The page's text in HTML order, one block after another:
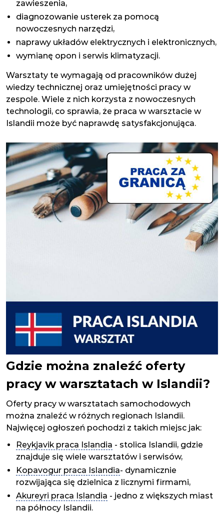
zawieszenia,
diagnozowanie usterek za pomocą
nowoczesnych narzędzi,
naprawy układów elektrycznych i elektronicznych,
wymianę opon i serwis klimatyzacji.
Warsztaty te wymagają od pracowników dużej
wiedzy technicznej oraz umiejętności pracy w
zespole. Wiele z nich korzysta z nowoczesnych
technologii, co sprawia, że praca w warsztacie w
Islandii może być naprawdę satysfakcjonująca.
Gdzie można znaleźć oferty
pracy w warsztatach w Islandii?
Oferty pracy w warsztatach samochodowych
można znaleźć w różnych regionach Islandii.
Najwięcej ogłoszeń pochodzi z takich miejsc jak:
Reykjavik praca Islandia - stolica Islandii, gdzie
znajduje się wiele warsztatów i serwisów,
Kopavogur praca Islandia- dynamicznie
rozwijająca się dzielnica z licznymi firmami,
Akureyri praca Islandia - jedno z większych miast
na północy Islandii.